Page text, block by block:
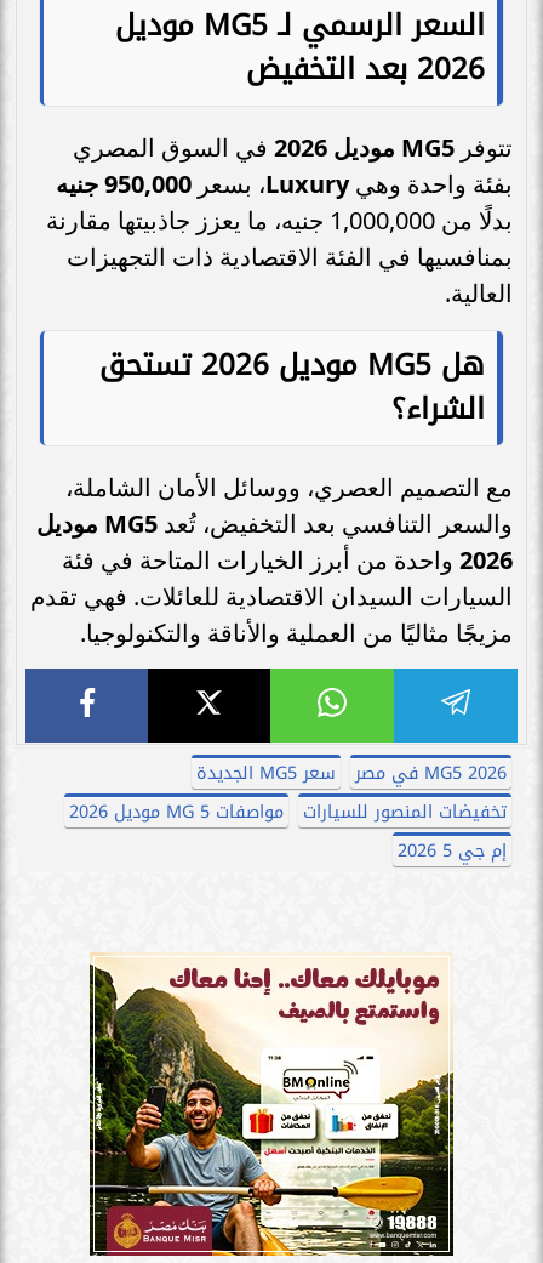
السعر الرسمي لـ MG5 موديل
2026 بعد التخفيض
تتوفر MG5 موديل 2026
في السوق المصري
بفئة واحدة وهيLuxury، بسعر 950,000 جنيه
بدلًا من 1,000,000 جنيه، ما يعزز جاذبيتها مقارنة
بمنافسيها في الفئة الاقتصادية ذات التجهيزات
العالية.
هل MG5 موديل 2026 تستحق
الشراء؟
مع التصميم العصري، ووسائل الأمان الشاملة،
والسعر التنافسي بعد التخفيض، تُعد
MG5 موديل
2026 واحدة من أبرز الخيارات المتاحة في فئة
السيارات السيدان الاقتصادية للعائلات. فهي تقدم
مزيجًا مثاليًا من العملية والأناقة والتكنولوجيا.
MG5 2026 في مصر
سعر MG5 الجديدة
تخفيضات المنصور للسيارات
مواصفات MG 5 موديل 2026
إم جي 5 2026